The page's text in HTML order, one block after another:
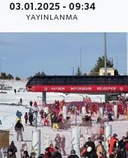
03.01.2025 - 09:34
YAYINLANMA
Siyaset
Teknoloji
Türkiye